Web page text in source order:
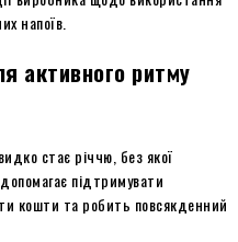
напоїв.
активного ритму
стає річчю, без якої
підтримувати
кошти та робить повсякденний